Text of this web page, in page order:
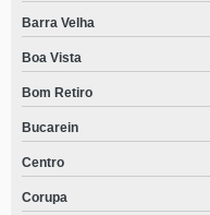
Barra Velha
Boa Vista
Bom Retiro
Bucarein
Centro
Corupa